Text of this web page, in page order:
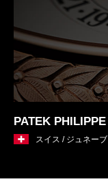
PATEK PHILIPPE
スイス / ジュネーブ